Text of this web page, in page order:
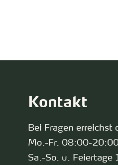
Kontakt
Bei Fragen erreichst
Mo.-Fr. 08:00-
Sa.-So. u.